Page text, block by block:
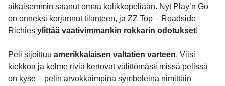
aikaisemmin saanut omaa kolikkopeliään. Nyt Play’n Go
on onneksi korjannut tilanteen, ja ZZ Top – Roadside
Richies ylittää vaativimmankin rokkarin odotukset!
Peli sijoittuu amerikkalaisen valtatien varteen. Viisi
kiekkoa ja kolme riviä kertovat välittömästi missä pelissä
on kyse – pelin arvokkaimpina symboleina nimittäin